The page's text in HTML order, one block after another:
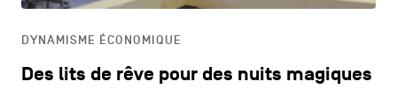
DYNAMISME ÉCONOMIQUE
Des lits de rêve pour des nuits magiques